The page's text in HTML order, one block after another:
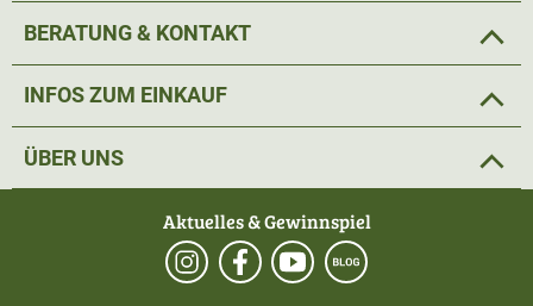
BERATUNG & KONTAKT
INFOS ZUM EINKAUF
ÜBER UNS
Aktuelles & Gewinnspiel